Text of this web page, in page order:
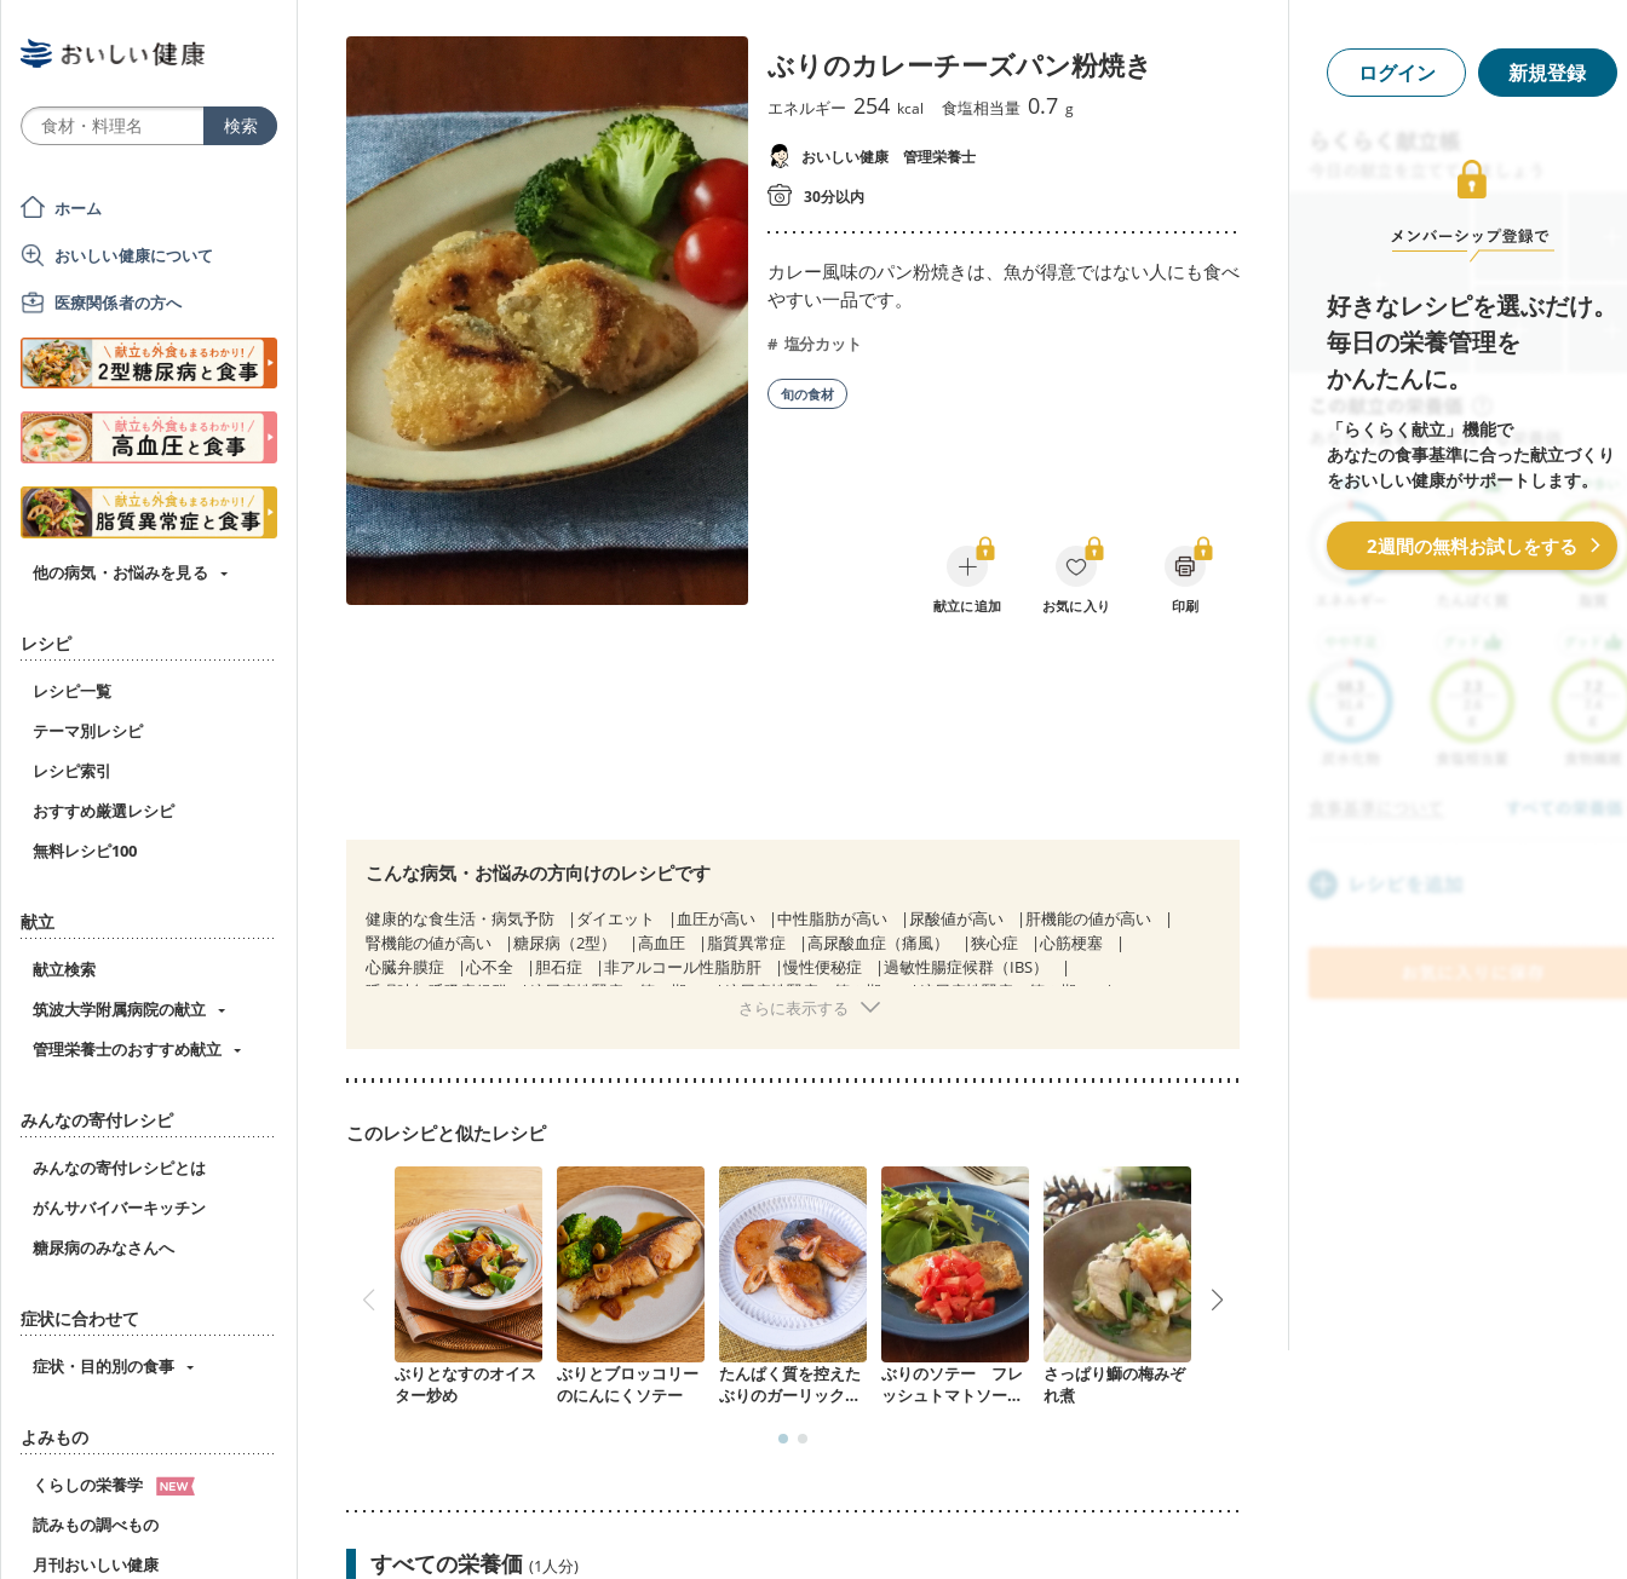
ホーム
おいしい健康について
医療関係者の方へ
他の病気・お悩みを見る
レシピ
レシピ一覧
テーマ別レシピ
レシピ索引
おすすめ厳選レシピ
無料レシピ100
献立
献立検索
筑波大学附属病院の献立
管理栄養士のおすすめ献立
みんなの寄付レシピ
みんなの寄付レシピとは
がんサバイバーキッチン
糖尿病のみなさんへ
症状に合わせて
症状・目的別の食事
よみもの
くらしの栄養学
読みもの調べもの
月刊おいしい健康
ぶりのカレーチーズパン粉焼き
エネルギー 254 kcal 食塩相当量 0.7 g
おいしい健康 管理栄養士
30分以内
カレー風味のパン粉焼きは、魚が得意ではない人にも食べ
やすい一品です。
塩分カット
旬の食材
献立に追加 お気に入り 印刷
こんな病気・お悩みの方向けのレシピです
健康的な食生活・病気予防 ダイエット 血圧が高い 中性脂肪が高い 尿酸値が高い
肝機能の値が高い
腎機能の値が高い
糖尿病（2型） 高血圧 脂質異常症 高尿酸血症（痛風） 狭心症
心筋梗塞
心臓弁膜症
心不全 胆石症 非アルコール性脂肪肝 慢性便秘症
過敏性腸症候群（IBS）
睡眠時無呼吸症候群
糖尿病性腎症（第１期） 糖尿病性腎症（第２期）
糖尿病性腎症（第３期）
CKD（ステージ３a）
CKD（ステージ３b）
フレイル（年齢に合わせた体作り）
低栄養予防 貧血対策 ニキビ・肌荒れ 妊活中 更年期
さらに表示する
このレシピと似たレシピ
ぶりとなすのオイス
ター炒め
ぶりとブロッコリー
のにんにくソテー
たんぱく質を控えた
ぶりのガーリックソ
ぶりのソテー フレ
ッシュトマトソース
さっぱり鰤の梅みぞ
れ煮
すべての栄養価 (1人分)
ログイン 新規登録
好きなレシピを選ぶだけ。
毎日の栄養管理を
かんたんに。
「らくらく献立」機能で
あなたの食事基準に合った献立づくり
をおいしい健康がサポートします。
2週間の無料お試しをする